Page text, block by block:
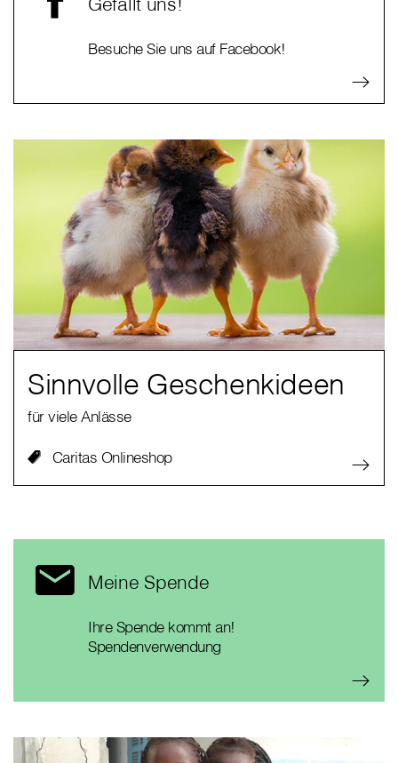
Besuche Sie uns auf Facebook!
Sinnvolle Geschenkideen
für viele Anlässe
Caritas Onlineshop
Meine Spende
Ihre Spende kommt an!
Spendenverwendung